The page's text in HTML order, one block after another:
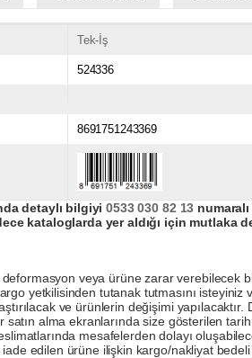
Tek-İş
524336
8691751243369
detaylı bilgiyi0533 030 82 13
kataloglarda yer aldığı için mutlaka
veya ürüne zarar
yetkilisinden tutanak tutmasını isteyiniz
ve ürünlerin değişimi
alma ekranlarında size gösterilen
mesafelerden dolayı
iade edilen ürüne ilişkin kargo/nakliyat bedeli